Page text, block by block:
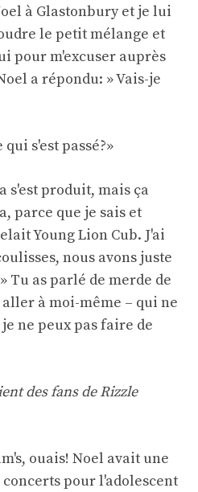
à Glastonbury et je lui
le petit mélange et
pour m'excuser auprès
a répondu: » Vais-je
qui s'est passé?»
s'est produit, mais ça
parce que je sais et
Young Lion Cub. J'ai
nous avons juste
Tu as parlé de merde de
à moi-même – qui ne
je ne peux pas faire de
des fans de Rizzle
ouais! Noel avait une
pour l'adolescent